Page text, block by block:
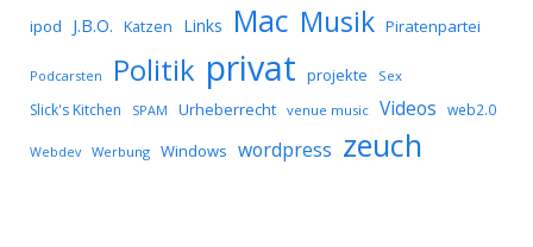
ipod J.B.O. Katzen Links Mac Musik Piratenpartei
Podcarsten Politik privat projekte Sex
Slick's Kitchen SPAM Urheberrecht venue music Videos web2.0
Webdev Werbung Windows wordpress zeuch